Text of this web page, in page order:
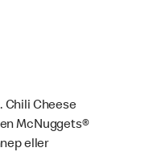
Chili Cheese
McNuggets®
eller